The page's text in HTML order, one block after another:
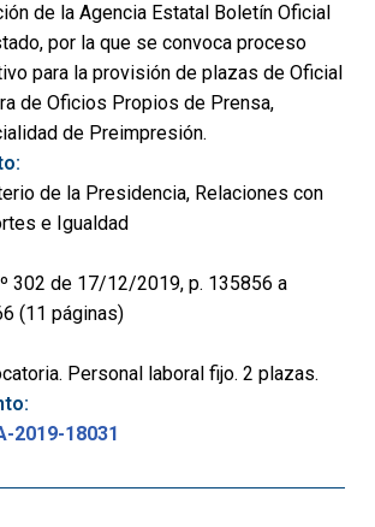
de la Agencia Estatal Boletín Oficial
por la que se convoca proceso
para la provisión de plazas de Oficial
de Oficios Propios de Prensa,
de Preimpresión.
de la Presidencia, Relaciones con
e Igualdad
302 de 17/12/2019, p. 135856 a
(11 páginas)
Personal laboral fijo. 2 plazas.
2019-18031